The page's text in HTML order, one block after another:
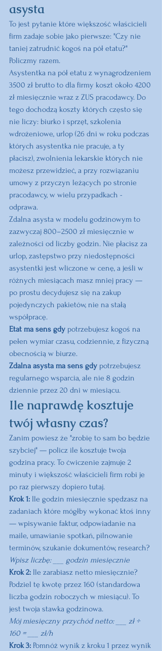
asysta
To jest pytanie które większość właścicieli
firm zadaje sobie jako pierwsze: "Czy nie
taniej zatrudnić kogoś na pół etatu?"
Policzmy razem.
Asystentka na pół etatu z wynagrodzeniem
3500 zł brutto to dla firmy koszt około 4200
zł miesięcznie wraz z ZUS pracodawcy. Do
tego dochodzą koszty których często się
nie liczy: biurko i sprzęt, szkolenia
wdrożeniowe, urlop (26 dni w roku podczas
których asystentka nie pracuje, a ty
płacisz), zwolnienia lekarskie których nie
możesz przewidzieć, a przy rozwiązaniu
umowy z przyczyn leżących po stronie
pracodawcy, w wielu przypadkach -
odprawa.
Zdalna asysta w modelu godzinowym to
zazwyczaj 800–2500 zł miesięcznie w
zależności od liczby godzin. Nie płacisz za
urlop, zastępstwo przy niedostępności
asystentki jest wliczone w cenę, a jeśli w
różnych miesiącach masz mniej pracy —
po prostu decydujesz się na zakup
pojedynczych pakietów, nie na stałą
współpracę.
Etat ma sens gdy potrzebujesz kogoś na
pełen wymiar czasu, codziennie, z fizyczną
obecnością w biurze.
Zdalna asysta ma sens gdy potrzebujesz
regularnego wsparcia, ale nie 8 godzin
dziennie przez 20 dni w miesiącu.
Ile naprawdę kosztuje
twój własny czas?
Zanim powiesz że "zrobię to sam bo będzie
szybciej" — policz ile kosztuje twoja
godzina pracy. To ćwiczenie zajmuje 2
minuty i większość właścicieli firm robi je
po raz pierwszy dopiero tutaj.
Krok 1: Ile godzin miesięcznie spędzasz na
zadaniach które mógłby wykonać ktoś inny
— wpisywanie faktur, odpowiadanie na
maile, umawianie spotkań, pilnowanie
terminów, szukanie dokumentów, research?
Wpisz liczbę: ___ godzin miesięcznie
Krok 2: Ile zarabiasz netto miesięcznie?
Podziel tę kwotę przez 160 (standardowa
liczba godzin roboczych w miesiącu). To
jest twoja stawka godzinowa.
Mój miesięczny przychód netto: ___ zł ÷
160 = ___ zł/h
Krok 3: Pomnóż wynik z kroku 1 przez wynik